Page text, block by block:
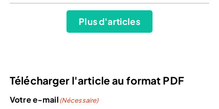
Plus d'articles
Télécharger l'article au format PDF
Votre e-mail (Nécessaire)